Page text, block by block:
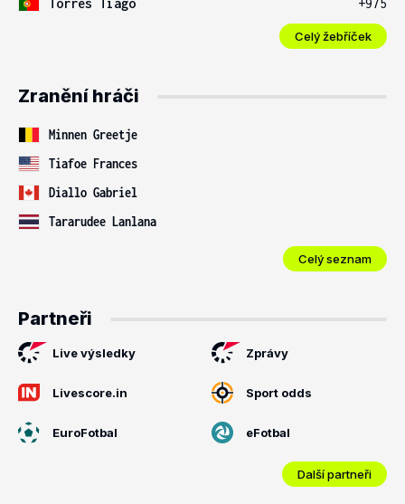
Torres Tiago
+975
Celý žebříček
Zranění hráči
Minnen Greetje
Tiafoe Frances
Diallo Gabriel
Tararudee Lanlana
Celý seznam
Partneři
Live výsledky Zprávy
Livescore.in Sport odds
EuroFotbal eFotbal
Další partneři